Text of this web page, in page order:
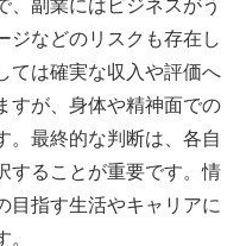
、副業にはビジネスがう
ジなどのリスクも存在し
ては確実な収入や評価へ
すが、身体や精神面での
。最終的な判断は、各自
することが重要です。情
目指す生活やキャリアに